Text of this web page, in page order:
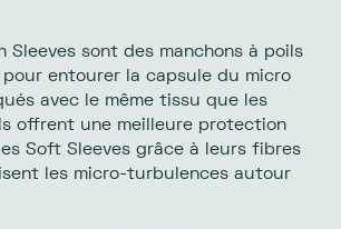
Sleeves sont des manchons à poils
entourer la capsule du micro
avec le même tissu que les
offrent une meilleure protection
Soft Sleeves grâce à leurs fibres
les micro-turbulences autour